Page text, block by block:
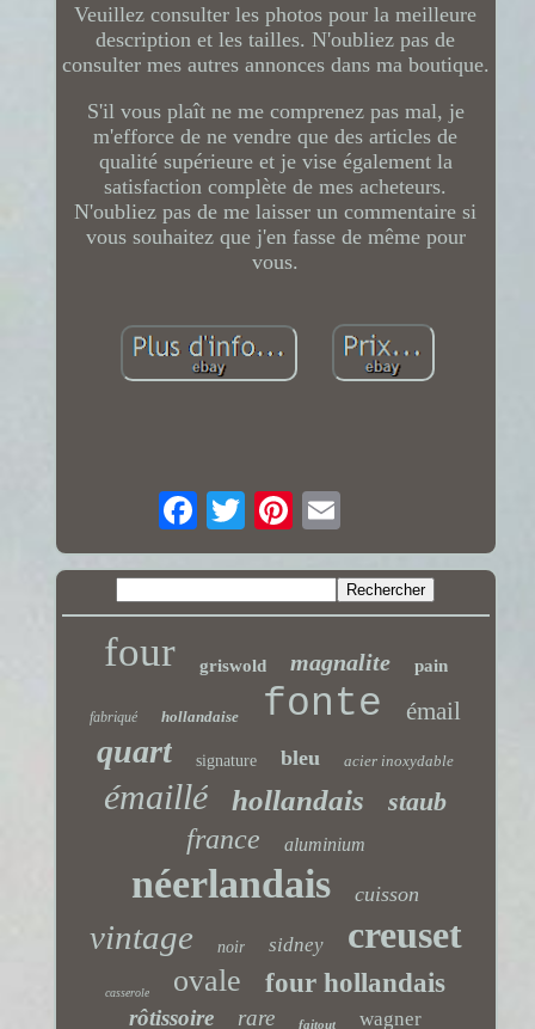
Veuillez consulter les photos pour la meilleure
description et les tailles. N'oubliez pas de
consulter mes autres annonces dans ma boutique.
S'il vous plaît ne me comprenez pas mal, je
m'efforce de ne vendre que des articles de
qualité supérieure et je vise également la
satisfaction complète de mes acheteurs.
N'oubliez pas de me laisser un commentaire si
vous souhaitez que j'en fasse de même pour
vous.
four griswold magnalite pain
fabriqué hollandaise fonte émail
quart signature bleu acier inoxydable
émaillé hollandais staub
france aluminium
néerlandais cuisson
vintage noir sidney creuset
casserole ovale four hollandais
rôtissoire rare faitout wagner